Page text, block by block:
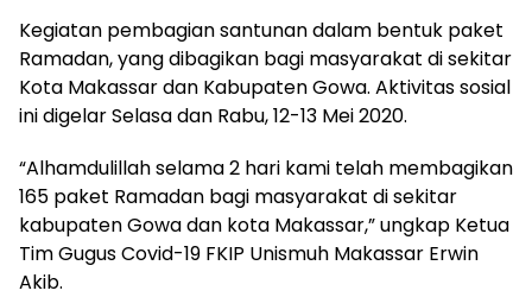
Kegiatan pembagian santunan dalam bentuk paket
Ramadan, yang dibagikan bagi masyarakat di sekitar
Kota Makassar dan Kabupaten Gowa. Aktivitas sosial
ini digelar Selasa dan Rabu, 12-13 Mei 2020.
“Alhamdulillah selama 2 hari kami telah membagikan
165 paket Ramadan bagi masyarakat di sekitar
kabupaten Gowa dan kota Makassar,” ungkap Ketua
Tim Gugus Covid-19 FKIP Unismuh Makassar Erwin
Akib.